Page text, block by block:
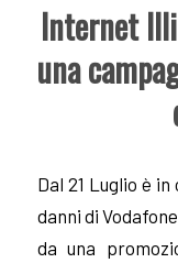
Internet
una
Dal 21 Luglio è
danni di
da una